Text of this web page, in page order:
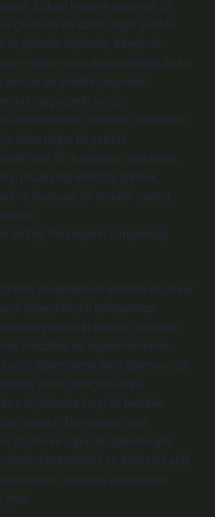
fiziksel hijyenin ötesinde, bir
çevresini ne kadar doğru şekilde
de gösterir. Eğitimde, bireylerin
ve onları nasıl özümsedikleri de bu
benzer bir şekilde işleyebilir.
geçmişteki yanlış
önyargılardan arınmak, öğrencinin
daha doğru bir şekilde
tanır. Bu bağlamda, pedagojik
rüyada diş temizliği görmek,
ve duygusal bir temizlik yapma
ve Diş Temizliğinin Simgelediği
yöntemlerinin temelini oluşturur
öğrendiklerini anlamamıza
diş temizliği görmek, öğrenme
temizlikle de ilişkilendirilebilir.
öğrencilerin etkili öğrenme için
yanlış inançlara veya
biçimlerine karşı bir temizlik
vurgular. Bu noktada, aktif
çözme ve yaparak öğrenme gibi
düşüncelerini ve bilgilerini aktif
sağlayan yaklaşımlar